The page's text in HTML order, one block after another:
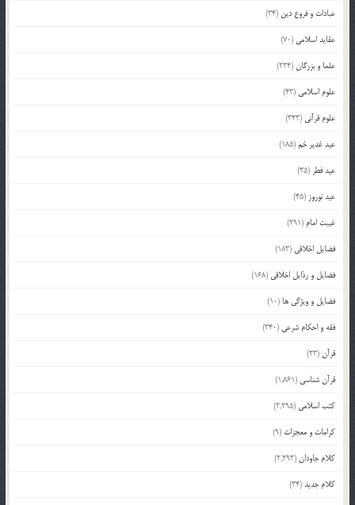
عبادات و فروع دین (34)
عقاید اسلامی (70)
علما و بزرگان (224)
علوم اسلامی (43)
علوم قرآنی (343)
عید غدیر خم(185)
عید فطر (35)
عید نوروز (45)
غیبت امام (291)
فضایل اخلاقی (183)
فضایل و رذایل اخلاقی (168)
فضایل و ویژگی ها (10)
فقه و احکام شرعی (340)
قرآن (23)
قرآن شناسی (1,861)
کتب اسلامی (2,295)
کرامات و معجزات (9)
کلام جاودان (2,293)
کلام جدید(34)